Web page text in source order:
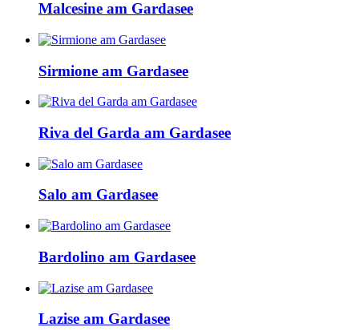
Malcesine am Gardasee
Sirmione am Gardasee
Riva del Garda am Gardasee
Salo am Gardasee
Bardolino am Gardasee
Lazise am Gardasee